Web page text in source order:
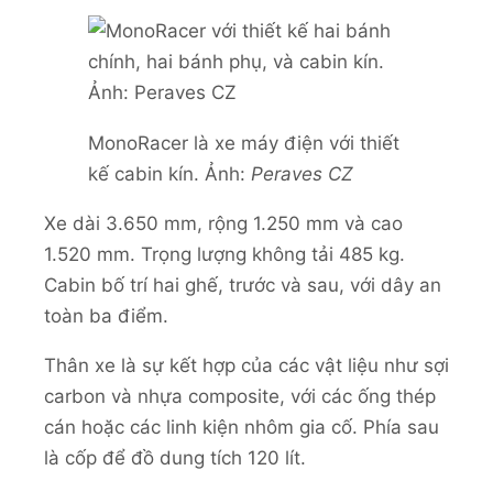
MonoRacer là xe máy điện với thiết
kế cabin kín. Ảnh: Peraves CZ
Xe dài 3.650 mm, rộng 1.250 mm và cao
1.520 mm. Trọng lượng không tải 485 kg.
Cabin bố trí hai ghế, trước và sau, với dây an
toàn ba điểm.
Thân xe là sự kết hợp của các vật liệu như sợi
carbon và nhựa composite, với các ống thép
cán hoặc các linh kiện nhôm gia cố. Phía sau
là cốp để đồ dung tích 120 lít.